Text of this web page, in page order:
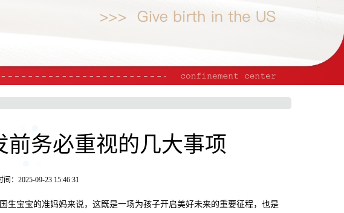
前务必重视的几大事项
间：2025-09-23 15:46:31
宝宝的准妈妈来说，这既是一场为孩子开启美好未来的重要征程，也是